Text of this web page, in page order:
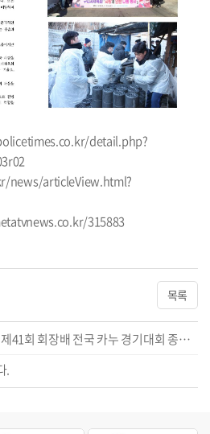
detail.php?
news/articleView.html?
315883
목록
구리시청 카누부, 제41회 회장배 전국 카누 경기대회 종합 우승 쾌거!
.